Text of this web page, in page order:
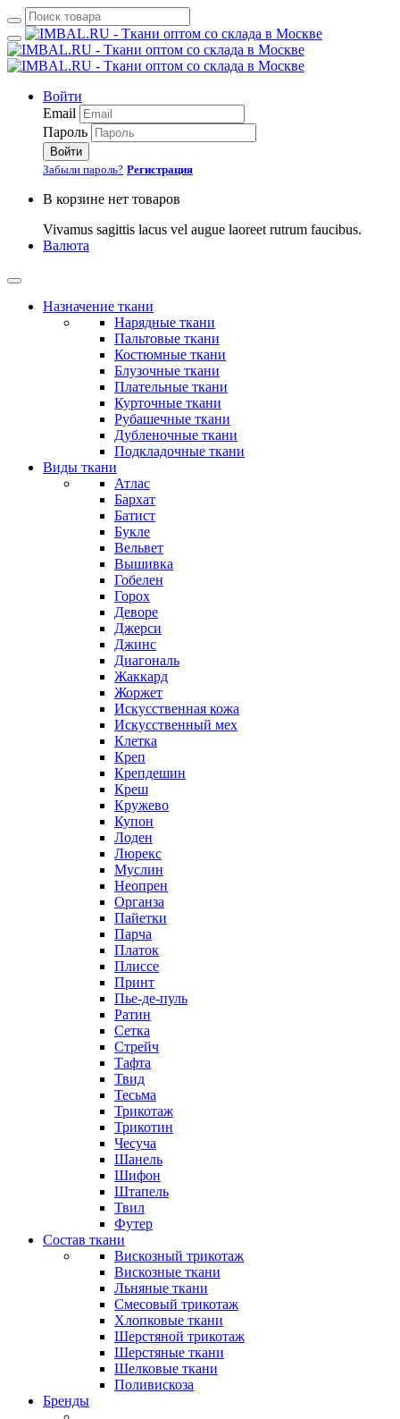
Войти
Email
Пароль
Войти
Забыли пароль? Регистрация
В корзине нет товаров
Vivamus sagittis lacus vel augue laoreet rutrum faucibus.
Валюта
Назначение ткани
Нарядные ткани
Пальтовые ткани
Костюмные ткани
Блузочные ткани
Плательные ткани
Курточные ткани
Рубашечные ткани
Дубленочные ткани
Подкладочные ткани
Виды ткани
Атлас
Бархат
Батист
Букле
Вельвет
Вышивка
Гобелен
Горох
Деворе
Джерси
Джинс
Диагональ
Жаккард
Жоржет
Искусственная кожа
Искусственный мех
Клетка
Креп
Крепдешин
Креш
Кружево
Купон
Лоден
Люрекс
Муслин
Неопрен
Органза
Пайетки
Парча
Платок
Плиссе
Принт
Пье-де-пуль
Ратин
Сетка
Стрейч
Тафта
Твид
Тесьма
Трикотаж
Трикотин
Чесуча
Шанель
Шифон
Штапель
Твил
Футер
Состав ткани
Вискозный трикотаж
Вискозные ткани
Льняные ткани
Смесовый трикотаж
Хлопковые ткани
Шерстяной трикотаж
Шерстяные ткани
Шелковые ткани
Поливискоза
Бренды